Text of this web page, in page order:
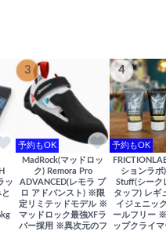
ッ
3
予約もOK
MadRock(マッドロッ
ク) Remora Pro
ADVANCED(レモラ プ
ロ アドバンスト) ※限
定リミテッドモデル ※
マッドロック最強XFラ
バー採用 ※異次元のフ
4
予約もOK
ションラボ
Stuff(シーク
タッフ) レギ
イジェニッ
ールフリー
ップクライ